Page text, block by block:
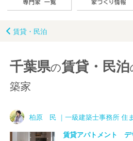
賃貸・民泊
千葉県の賃貸・民泊
築家
柏原 民 ｜一級建築士事務所 住
賃貸アパトメント デ